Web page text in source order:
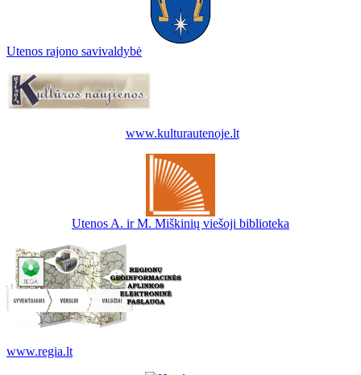
Utenos rajono savivaldybė
www.kulturautenoje.lt
Utenos A. ir M. Miškinių viešoji biblioteka
www.regia.lt